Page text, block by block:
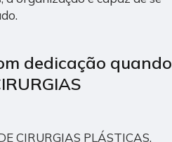
dedicação quando
CIRURGIAS PLÁSTICAS,